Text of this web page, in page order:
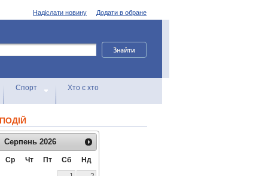
Додати в обране
Надіслати новину
Спорт Хто є хто
Серпень 2026
Ср Чт Пт Сб
Нд